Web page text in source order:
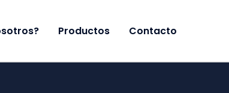
Productos Contacto